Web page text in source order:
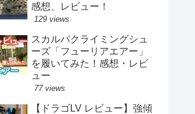
感想、レビュー！
129 views
スカルパクライミングシュ
ーズ「フューリアエアー」
を履いてみた！感想・レビ
ュー
77 views
【ドラゴLV レビュー】強傾